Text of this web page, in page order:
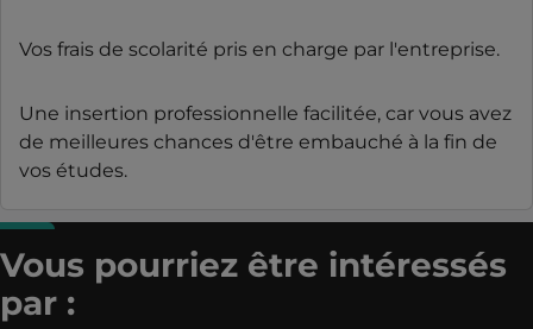
Vos frais de scolarité pris en charge par l'entreprise.
Une insertion professionnelle facilitée, car vous avez
de meilleures chances d'être embauché à la fin de
vos études.
Vous pourriez être intéressés
par :